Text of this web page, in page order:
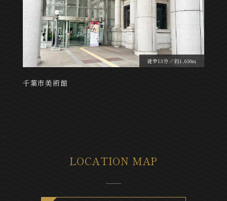
徒歩13分／約1,030m
千葉市美術館
LOCATION MAP